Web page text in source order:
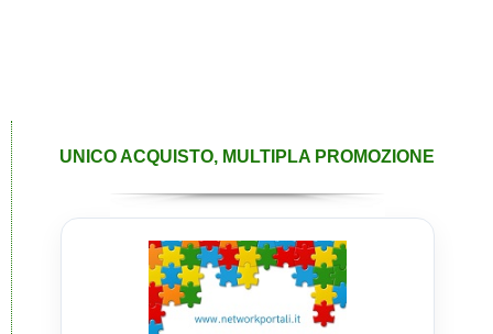
UNICO ACQUISTO, MULTIPLA PROMOZIONE